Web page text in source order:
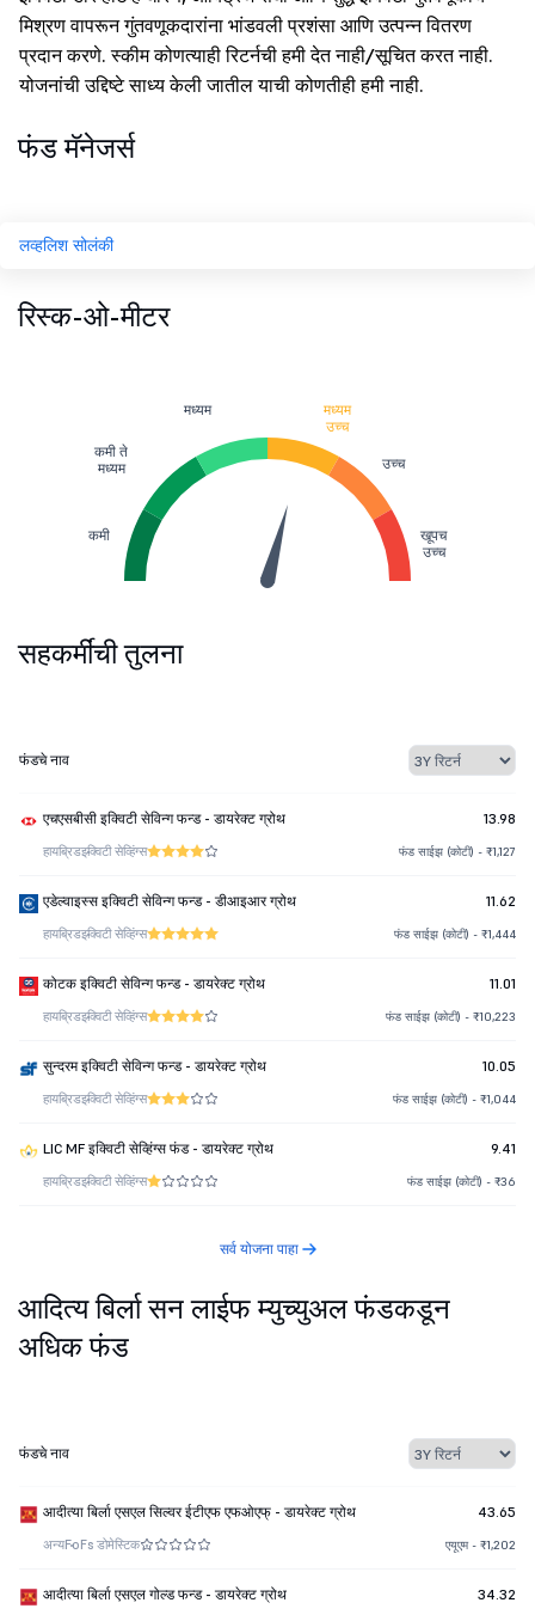
मिश्रण वापरून गुंतवणूकदारांना भांडवली प्रशंसा आणि उत्पन्न वितरण
प्रदान करणे. स्कीम कोणत्याही रिटर्नची हमी देत नाही/सूचित करत नाही.
योजनांची उद्दिष्टे साध्य केली जातील याची कोणतीही हमी नाही.
फंड मॅनेजर्स
लव्हलिश सोलंकी
रिस्क-ओ-मीटर
कमी
कमी ते
मध्यम
मध्यम
मध्यम
उच्च
उच्च
खूपच
उच्च
सहकर्मींची तुलना
फंडचे नाव
एचएसबीसी इक्विटी सेविन्ग फन्ड - डायरेक्ट ग्रोथ 13.98
हायब्रिडइक्विटी सेव्हिंग्स फंड साईझ (कोटी) - ₹1,127
एडेल्वाइस्स इक्विटी सेविन्ग फन्ड - डीआइआर ग्रोथ 11.62
हायब्रिडइक्विटी सेव्हिंग्स फंड साईझ (कोटी) - ₹1,444
कोटक इक्विटी सेविन्ग फन्ड - डायरेक्ट ग्रोथ 11.01
हायब्रिडइक्विटी सेव्हिंग्स फंड साईझ (कोटी) - ₹10,223
सुन्दरम इक्विटी सेविन्ग फन्ड - डायरेक्ट ग्रोथ 10.05
हायब्रिडइक्विटी सेव्हिंग्स फंड साईझ (कोटी) - ₹1,044
LIC MF इक्विटी सेव्हिंग्स फंड - डायरेक्ट ग्रोथ 9.41
हायब्रिडइक्विटी सेव्हिंग्स फंड साईझ (कोटी) - ₹36
सर्व योजना पाहा
आदित्य बिर्ला सन लाईफ म्युच्युअल फंडकडून
अधिक फंड
फंडचे नाव
आदीत्या बिर्ला एसएल सिल्वर ईटीएफ एफओएफ् - डायरेक्ट ग्रोथ 43.65
अन्यFoFs डोमेस्टिक एयूएम - ₹1,202
आदीत्या बिर्ला एसएल गोल्ड फन्ड - डायरेक्ट ग्रोथ 34.32